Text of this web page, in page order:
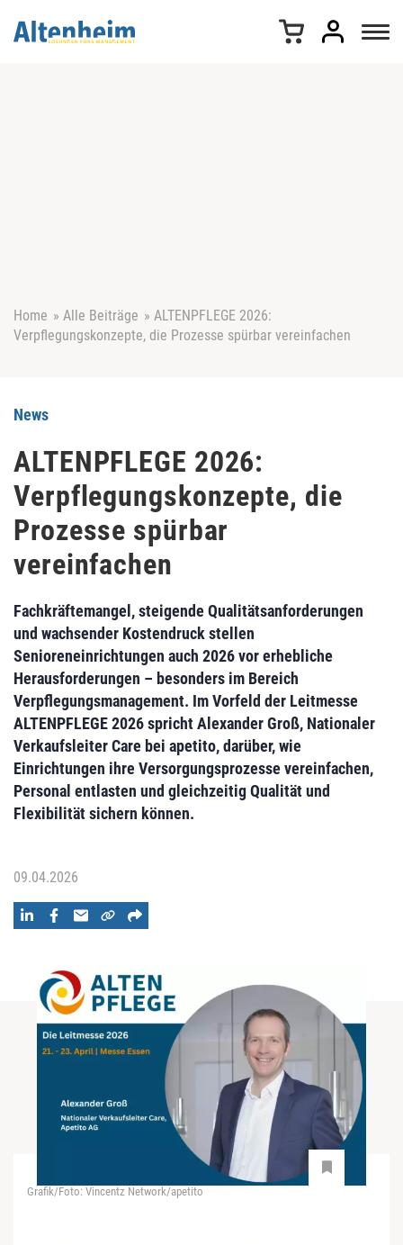
Home » Alle Beiträge » ALTENPFLEGE 2026:
Verpflegungskonzepte, die Prozesse spürbar vereinfachen
News
ALTENPFLEGE 2026:
Verpflegungskonzepte, die
Prozesse spürbar
vereinfachen
Fachkräftemangel, steigende Qualitätsanforderungen
und wachsender Kostendruck stellen
Senioreneinrichtungen auch 2026 vor erhebliche
Herausforderungen – besonders im Bereich
Verpflegungsmanagement. Im Vorfeld der Leitmesse
ALTENPFLEGE 2026 spricht Alexander Groß, Nationaler
Verkaufsleiter Care bei apetito, darüber, wie
Einrichtungen ihre Versorgungsprozesse vereinfachen,
Personal entlasten und gleichzeitig Qualität und
Flexibilität sichern können.
09.04.2026
Grafik/Foto: Vincentz Network/apetito